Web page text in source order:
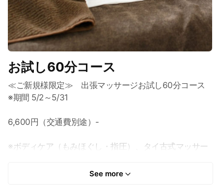
お試し60分コース
≪ご新規様限定≫ 出張マッサージお試し60分コース
※期間 5/2～5/31
6,600円（交通費別途）-
※ボディケア（もみほぐし・指圧）、タイ古式マッサー
See more